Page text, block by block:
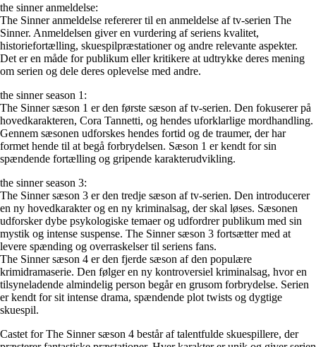
the sinner anmeldelse:
The Sinner anmeldelse refererer til en anmeldelse af tv-serien The
Sinner. Anmeldelsen giver en vurdering af seriens kvalitet,
historiefortælling, skuespilpræstationer og andre relevante aspekter.
Det er en måde for publikum eller kritikere at udtrykke deres mening
om serien og dele deres oplevelse med andre.
the sinner season 1:
The Sinner sæson 1 er den første sæson af tv-serien. Den fokuserer på
hovedkarakteren, Cora Tannetti, og hendes uforklarlige mordhandling.
Gennem sæsonen udforskes hendes fortid og de traumer, der har
formet hende til at begå forbrydelsen. Sæson 1 er kendt for sin
spændende fortælling og gripende karakterudvikling.
the sinner season 3:
The Sinner sæson 3 er den tredje sæson af tv-serien. Den introducerer
en ny hovedkarakter og en ny kriminalsag, der skal løses. Sæsonen
udforsker dybe psykologiske temaer og udfordrer publikum med sin
mystik og intense suspense. The Sinner sæson 3 fortsætter med at
levere spænding og overraskelser til seriens fans.
The Sinner sæson 4 er den fjerde sæson af den populære
krimidramaserie. Den følger en ny kontroversiel kriminalsag, hvor en
tilsyneladende almindelig person begår en grusom forbrydelse. Serien
er kendt for sit intense drama, spændende plot twists og dygtige
skuespil.
Castet for The Sinner sæson 4 består af talentfulde skuespillere, der